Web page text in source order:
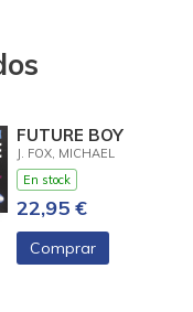
FUTURE BOY
J. FOX, MICHAEL
En stock
22,95 €
Comprar